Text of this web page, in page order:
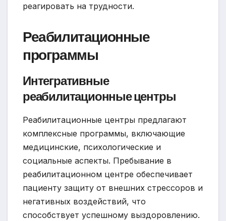
реагировать на трудности.
Реабилитационные
программы
Интегративные
реабилитационные центры
Реабилитационные центры предлагают
комплексные программы, включающие
медицинские, психологические и
социальные аспекты. Пребывание в
реабилитационном центре обеспечивает
пациенту защиту от внешних стрессоров и
негативных воздействий, что
способствует успешному выздоровлению.